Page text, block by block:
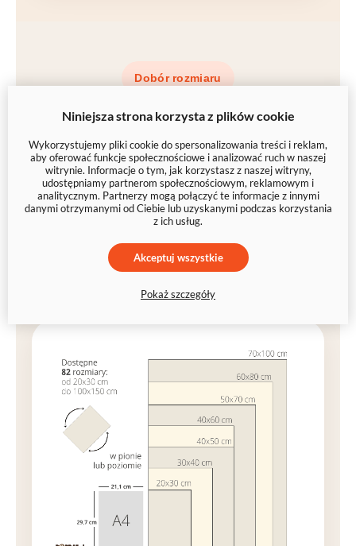
Dobór rozmiaru
Jak wybrać
odpowiedni
rozmiar?
Drobne kolaże wyglądają dobrze nawet w30×20
, ale przy większej liczbie zdjęć polecamy
większe formaty(np.90×60 cmlub120×80 cm
każde ujęcie pozostaje wtedyczytelne
Niniejsza strona korzysta z plików cookie
Wykorzystujemy pliki cookie do spersonalizowania treści i reklam,
aby oferować funkcje społecznościowe i analizować ruch w naszej
witrynie. Informacje o tym, jak korzystasz z naszej witryny,
udostępniamy partnerom społecznościowym, reklamowym i
analitycznym. Partnerzy mogą połączyć te informacje z innymi
danymi otrzymanymi od Ciebie lub uzyskanymi podczas korzystania
z ich usług.
Akceptuj wszystkie
Pokaż szczegóły